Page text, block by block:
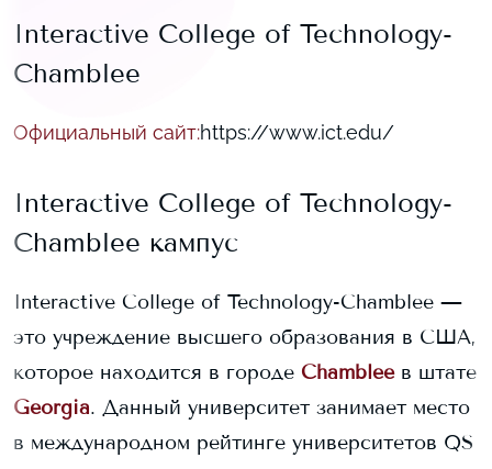
Interactive College of Technology-
Chamblee
Официальный сайт:https://www.ict.edu/
Interactive College of Technology-
Chamblee кампус
Interactive College of Technology-Chamblee —
это учреждение высшего образования в США,
которое находится в городе Chamblee в штате
Georgia. Данный университет занимает место
в международном рейтинге университетов QS